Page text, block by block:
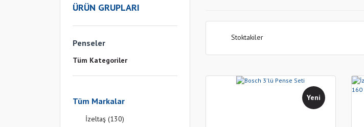
ÜRÜN GRUPLARI
Penseler
Tüm Kategoriler
Tüm Markalar
İzeltaş (130)
Stoktakiler
Yeni